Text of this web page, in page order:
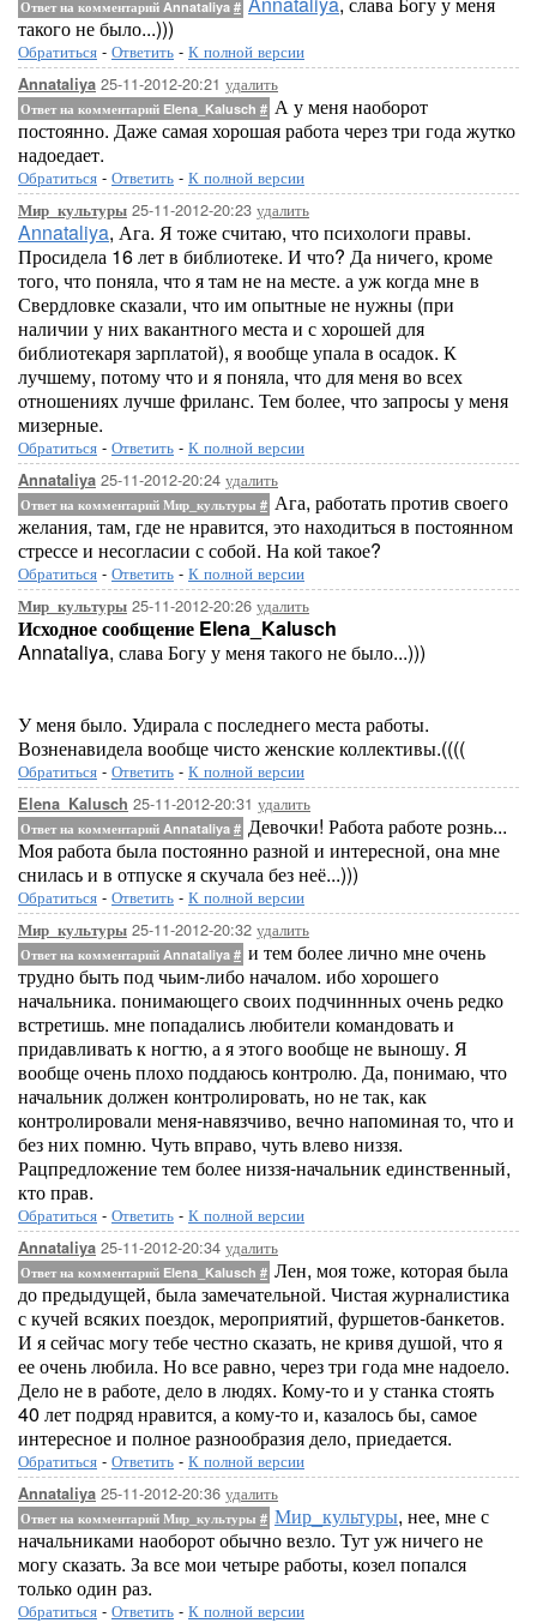
Ответ на комментарий Annataliya #
такого не было...)))
Обратиться - Ответить - К полной версии
Annataliya 25-11-2012-20:21 удалить
Ответ на комментарий Elena_Kalusch # А у меня наоборот
постоянно. Даже самая хорошая работа через три года жутко
надоедает.
Обратиться - Ответить - К полной версии
Мир_культуры 25-11-2012-20:23 удалить
Annataliya, Ага. Я тоже считаю, что психологи правы.
Просидела 16 лет в библиотеке. И что? Да ничего, кроме
того, что поняла, что я там не на месте. а уж когда мне в
Свердловке сказали, что им опытные не нужны (при
наличии у них вакантного места и с хорошей для
библиотекаря зарплатой), я вообще упала в осадок. К
лучшему, потому что и я поняла, что для меня во всех
отношениях лучше фриланс. Тем более, что запросы у меня
мизерные.
Обратиться - Ответить - К полной версии
Annataliya 25-11-2012-20:24 удалить
Ответ на комментарий Мир_культуры # Ага, работать против своего
желания, там, где не нравится, это находиться в постоянном
стрессе и несогласии с собой. На кой такое?
Обратиться - Ответить - К полной версии
Мир_культуры 25-11-2012-20:26 удалить
Исходное сообщение Elena_Kalusch
Annataliya, слава Богу у меня такого не было...)))
У меня было. Удирала с последнего места работы.
Возненавидела вообще чисто женские коллективы.((((
Обратиться - Ответить - К полной версии
Elena_Kalusch 25-11-2012-20:31 удалить
Ответ на комментарий Annataliya # Девочки! Работа работе рознь...
Моя работа была постоянно разной и интересной, она мне
снилась и в отпуске я скучала без неё...)))
Обратиться - Ответить - К полной версии
Мир_культуры 25-11-2012-20:32 удалить
Ответ на комментарий Annataliya # и тем более лично мне очень
трудно быть под чьим-либо началом. ибо хорошего
начальника. понимающего своих подчиннных очень редко
встретишь. мне попадались любители командовать и
придавливать к ногтю, а я этого вообще не выношу. Я
вообще очень плохо поддаюсь контролю. Да, понимаю, что
начальник должен контролировать, но не так, как
контролировали меня-навязчиво, вечно напоминая то, что и
без них помню. Чуть вправо, чуть влево низзя.
Рацпредложение тем более низзя-начальник единственный,
кто прав.
Обратиться - Ответить - К полной версии
Annataliya 25-11-2012-20:34 удалить
Ответ на комментарий Elena_Kalusch # Лен, моя тоже, которая была
до предыдущей, была замечательной. Чистая журналистика
с кучей всяких поездок, мероприятий, фуршетов-банкетов.
И я сейчас могу тебе честно сказать, не кривя душой, что я
ее очень любила. Но все равно, через три года мне надоело.
Дело не в работе, дело в людях. Кому-то и у станка стоять
40 лет подряд нравится, а кому-то и, казалось бы, самое
интересное и полное разнообразия дело, приедается.
Обратиться - Ответить - К полной версии
Annataliya 25-11-2012-20:36 удалить
Ответ на комментарий Мир_культуры # Мир_культуры, нее, мне с
начальниками наоборот обычно везло. Тут уж ничего не
могу сказать. За все мои четыре работы, козел попался
только один раз.
Обратиться - Ответить - К полной версии